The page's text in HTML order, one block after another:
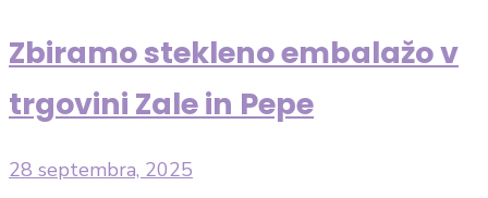
Zbiramo stekleno embalažo v
trgovini Zale in Pepe
Posted
28 septembra, 2025